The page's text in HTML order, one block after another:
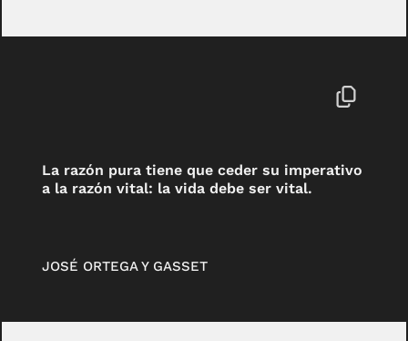
La razón pura tiene que ceder su imperativo
a la razón vital: la vida debe ser vital.
JOSÉ ORTEGA Y GASSET